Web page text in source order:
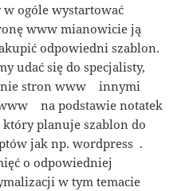
ogóle wystartować
www mianowicie ją
odpowiedni szablon.
udać się do specjalisty,
stron www innymi
na podstawie notatek
planuje szablon do
jak np. wordpress .
o odpowiedniej
w tym temacie